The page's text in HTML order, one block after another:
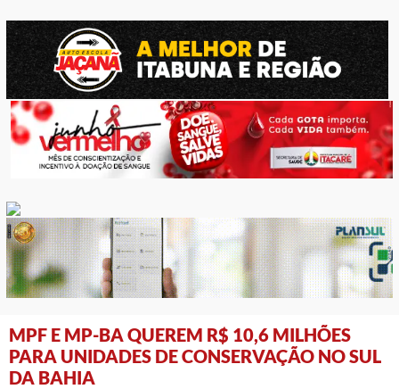
MPF E MP-BA QUEREM R$ 10,6 MILHÕES
PARA UNIDADES DE CONSERVAÇÃO NO SUL
DA BAHIA